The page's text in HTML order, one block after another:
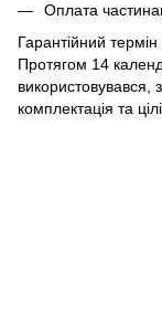
Оплата
Гарантійний
Протягом 14
використовувався,
комплектація та